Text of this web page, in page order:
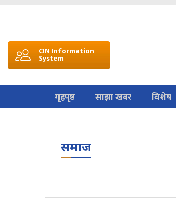
CIN Information
System
गृहपृष्ठ साझा खबर विशेष
समाज